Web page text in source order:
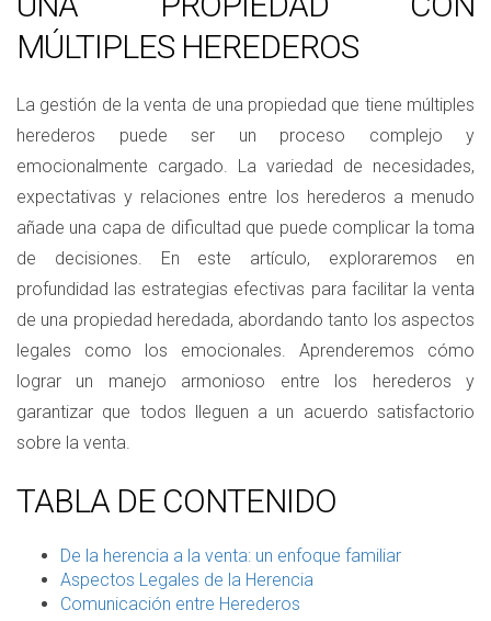
MÚLTIPLES HEREDEROS
La gestión de la venta de una propiedad que tiene múltiples
herederos puede ser un proceso complejo y
emocionalmente cargado. La variedad de necesidades,
expectativas y relaciones entre los herederos a menudo
añade una capa de dificultad que puede complicar la toma
de decisiones. En este artículo, exploraremos en
profundidad las estrategias efectivas para facilitar la venta
de una propiedad heredada, abordando tanto los aspectos
legales como los emocionales. Aprenderemos cómo
lograr un manejo armonioso entre los herederos y
garantizar que todos lleguen a un acuerdo satisfactorio
sobre la venta.
TABLA DE CONTENIDO
De la herencia a la venta: un enfoque familiar
Aspectos Legales de la Herencia
Comunicación entre Herederos